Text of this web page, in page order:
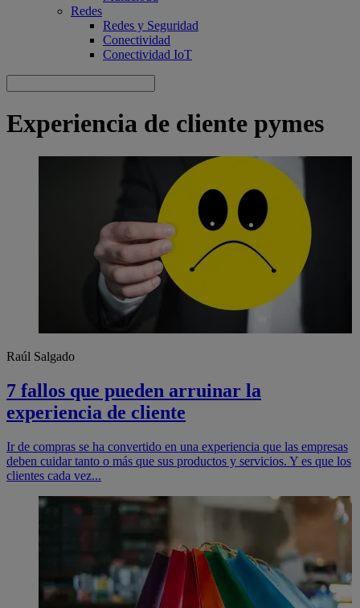
Redes
Redes y Seguridad
Conectividad
Conectividad IoT
Experiencia de cliente pymes
Raúl Salgado
7 fallos que pueden arruinar la
experiencia de cliente
Ir de compras se ha convertido en una experiencia que las empresas
deben cuidar tanto o más que sus productos y servicios. Y es que los
clientes cada vez...